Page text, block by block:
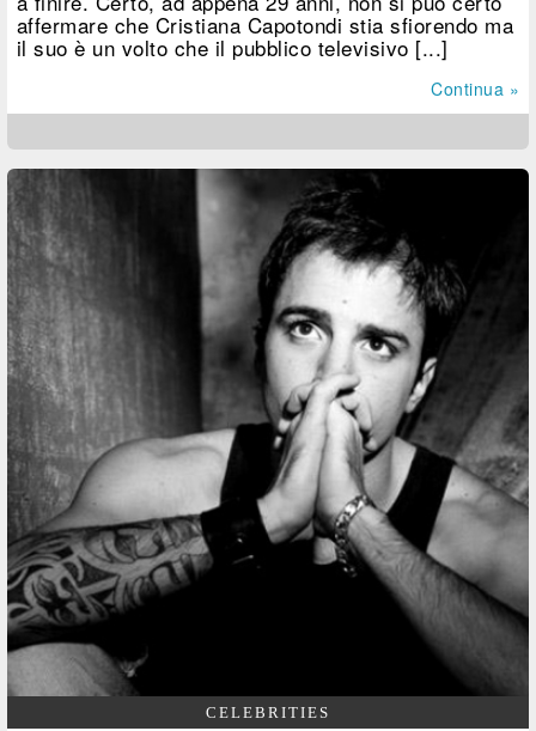
affermare che Cristiana Capotondi stia sfiorendo ma
il suo è un volto che il pubblico televisivo [...]
Continua »
CELEBRITIES